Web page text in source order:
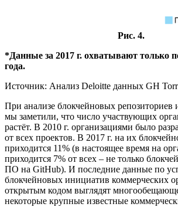
Рис. 4.
*Данные за 2017 г. охватывают только
года.
Источник: Анализ Deloitte данных GH
При анализе блокчейновых репозиториев
мы заметили, что число участвующих
растёт. В 2010 г. организациями было
от всех проектов. В 2017 г. на их
приходится 11% (в настоящее время на
приходится 7% от всех – не только
ПО на GitHub). И последние данные по
блокчейновых инициатив коммерческих
открытым кодом выглядят
некоторые крупные известные